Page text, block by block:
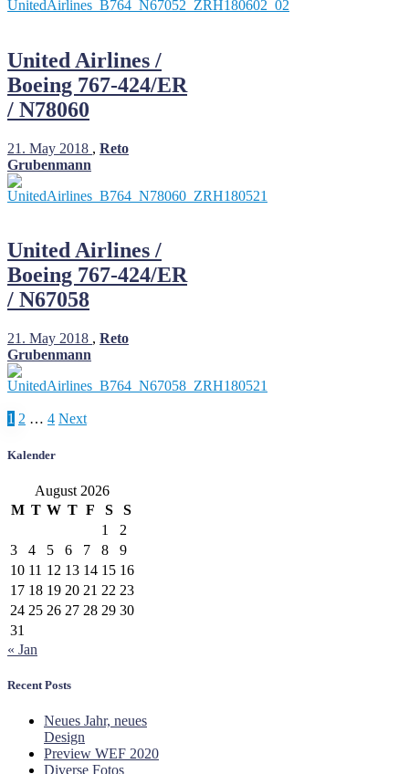
United Airlines /
Boeing 767-424/ER
/ N78060
21. May 2018 , Reto
Grubenmann
United Airlines /
Boeing 767-424/ER
/ N67058
21. May 2018 , Reto
Grubenmann
Posts
pagination
1 2 … 4 Next
Kalender
August 2026
M T W T F S
S
1
2
3
4 5 6 7 8
9
10 11 12 13 14 15 16
17 18 19 20 21 22 23
24 25 26 27 28 29 30
31
« Jan
Recent Posts
Neues Jahr, neues
Design
Preview WEF 2020
Diverse Fotos